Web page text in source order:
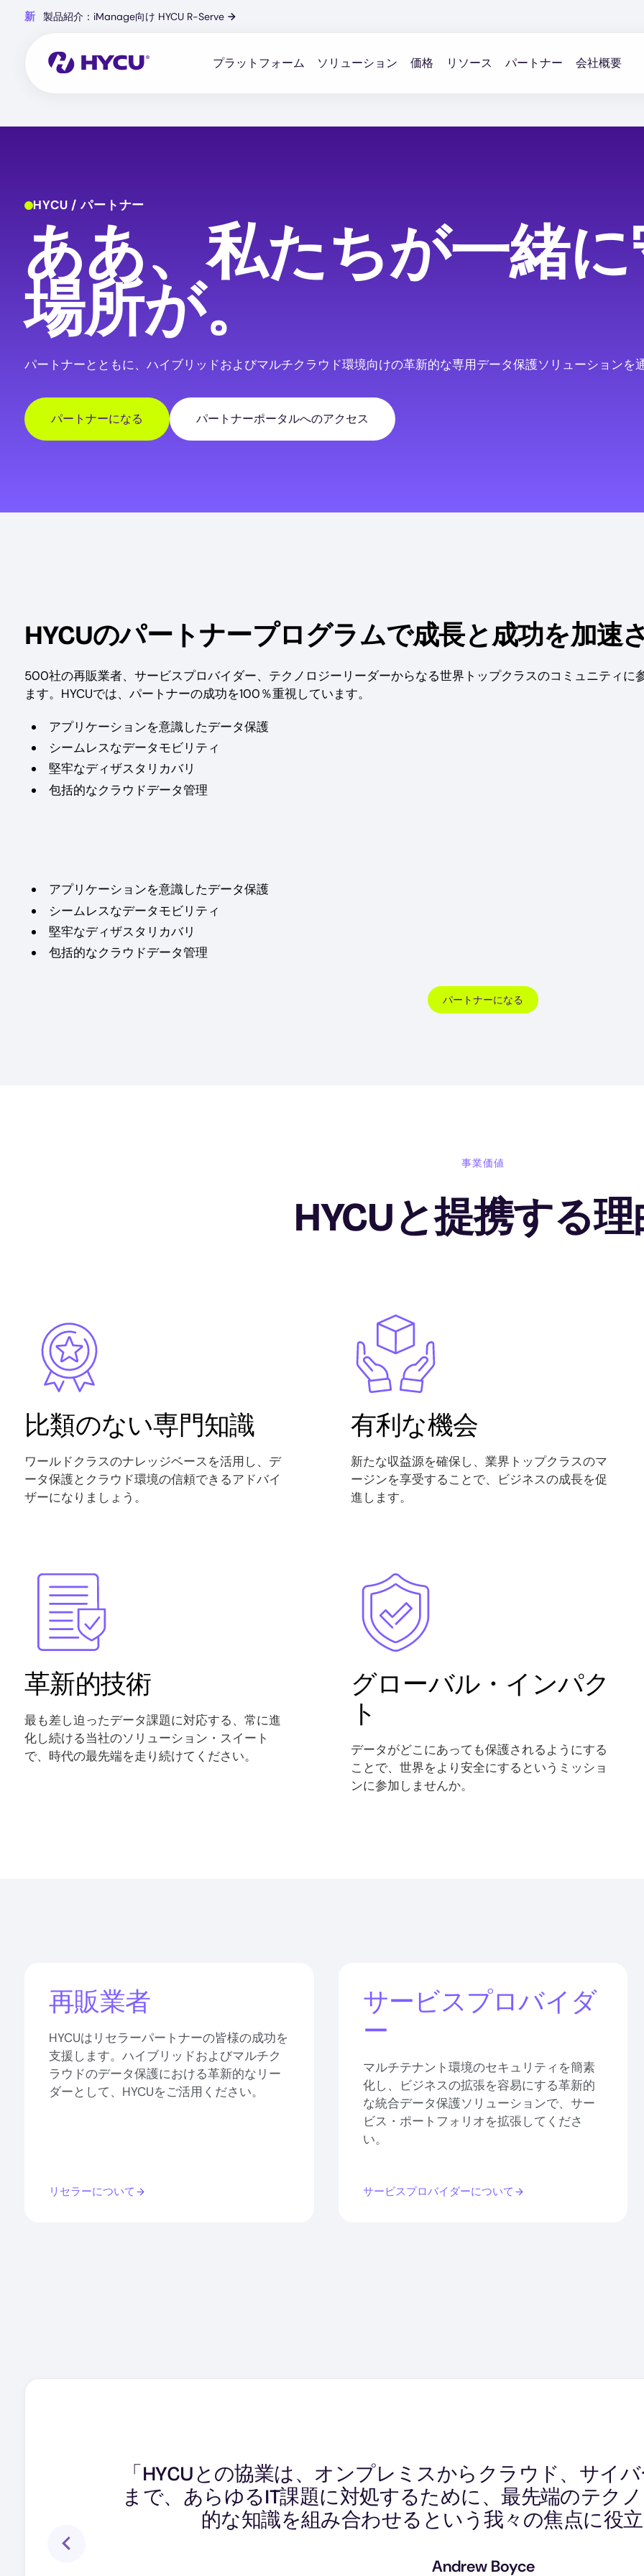
新 製品紹介：iManage向け HYCU R-Serve →
プラットフォーム ソリューション 価格 リソース パートナー 会社概要
HYCU / パートナー
ああ、私たちが一緒
場所が。
パートナーとともに、ハイブリッドおよびマルチクラウド環境向けの革新的な専用データ保護ソリューション
パートナーになる パートナーポータルへのアクセス
HYCUのパートナープログラムで成長と成功を加速
500社の再販業者、サービスプロバイダー、テクノロジーリーダーからなる世界トップクラスのコミュニティ
ます。HYCUでは、パートナーの成功を100％重視しています。
アプリケーションを意識したデータ保護
シームレスなデータモビリティ
堅牢なディザスタリカバリ
包括的なクラウドデータ管理
アプリケーションを意識したデータ保護
シームレスなデータモビリティ
堅牢なディザスタリカバリ
包括的なクラウドデータ管理
パートナーになる
事業価値
HYCUと提携する理
比類のない専門知識
ワールドクラスのナレッジベースを活用し、デ
ータ保護とクラウド環境の信頼できるアドバイ
ザーになりましょう。
Image
有利な機会
新たな収益源を確保し、業界トップクラスのマ
ージンを享受することで、ビジネスの成長を促
進します。
Image
革新的技術
最も差し迫ったデータ課題に対応する、常に進
化し続ける当社のソリューション・スイート
で、時代の最先端を走り続けてください。
グローバル・インパク
ト
データがどこにあっても保護されるようにする
ことで、世界をより安全にするというミッショ
ンに参加しませんか。
再販業者
HYCUはリセラーパートナーの皆様の成功を
支援します。ハイブリッドおよびマルチク
ラウドのデータ保護における革新的なリー
ダーとして、HYCUをご活用ください。
リセラーについて
サービスプロバイダ
ー
マルチテナント環境のセキュリティを簡素
化し、ビジネスの拡張を容易にする革新的
な統合データ保護ソリューションで、サー
ビス・ポートフォリオを拡張してくださ
い。
サービスプロバイダーについて
「HYCUとの協業は、オンプレミスからクラウド、サイ
まで、あらゆるIT課題に対処するために、最先端のテク
的な知識を組み合わせるという我々の焦点に役
Andrew Boyce
「私たちの需要が増加し続ける中、私たちと共に成長
を備えたスケーラブルなデータ保護プロバイダーが必要
マルチクラウドを導入しており、個々のクラウドの利
らのクラウドにまたがることができるソリューション
「HYCUのクラウドネイティブなデータ移行、保護、リ
お客様の厳しいデータ保護とDRのニーズに応えるの
Sherif Kozman
Extreme Solution